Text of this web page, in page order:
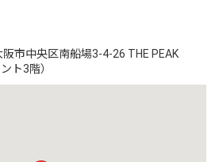
市中央区南船場3-4-26 THE PEAK
ト3階）